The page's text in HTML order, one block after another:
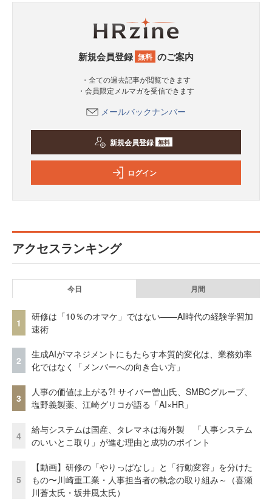
新規会員登録 無料 のご案内
・全ての過去記事が閲覧できます
・会員限定メルマガを受信できます
メールバックナンバー
新規会員登録 無料
ログイン
アクセスランキング
今日 月間
1
研修は「10％のオマケ」ではない——AI時代の経験学習加
速術
2
生成AIがマネジメントにもたらす本質的変化は、業務効率
化ではなく「メンバーへの向き合い方」
3
人事の価値は上がる?! サイバー曽山氏、SMBCグループ、
塩野義製薬、江崎グリコが語る「AI×HR」
4
給与システムは国産、タレマネは海外製 「人事システム
のいいとこ取り」が進む理由と成功のポイント
5
【動画】研修の「やりっぱなし」と「行動変容」を分けた
もの〜川崎重工業・人事担当者の執念の取り組み～（喜瀬
川蒼太氏・坂井風太氏）